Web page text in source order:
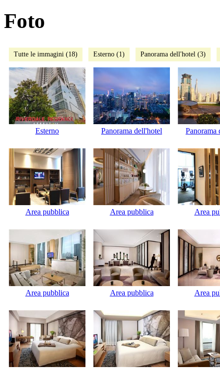
Foto
Tutte le immagini (18) Esterno (1) Panorama dell'hotel (3)
Esterno Panorama dell'hotel Panorama
Area pubblica Area pubblica Area
Area pubblica Area pubblica Area